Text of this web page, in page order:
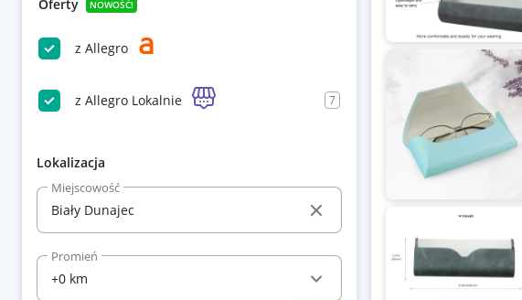
Oferty NOWOŚĆ!
z Allegro
z Allegro Lokalnie 7
Lokalizacja
Miejscowość
Promień